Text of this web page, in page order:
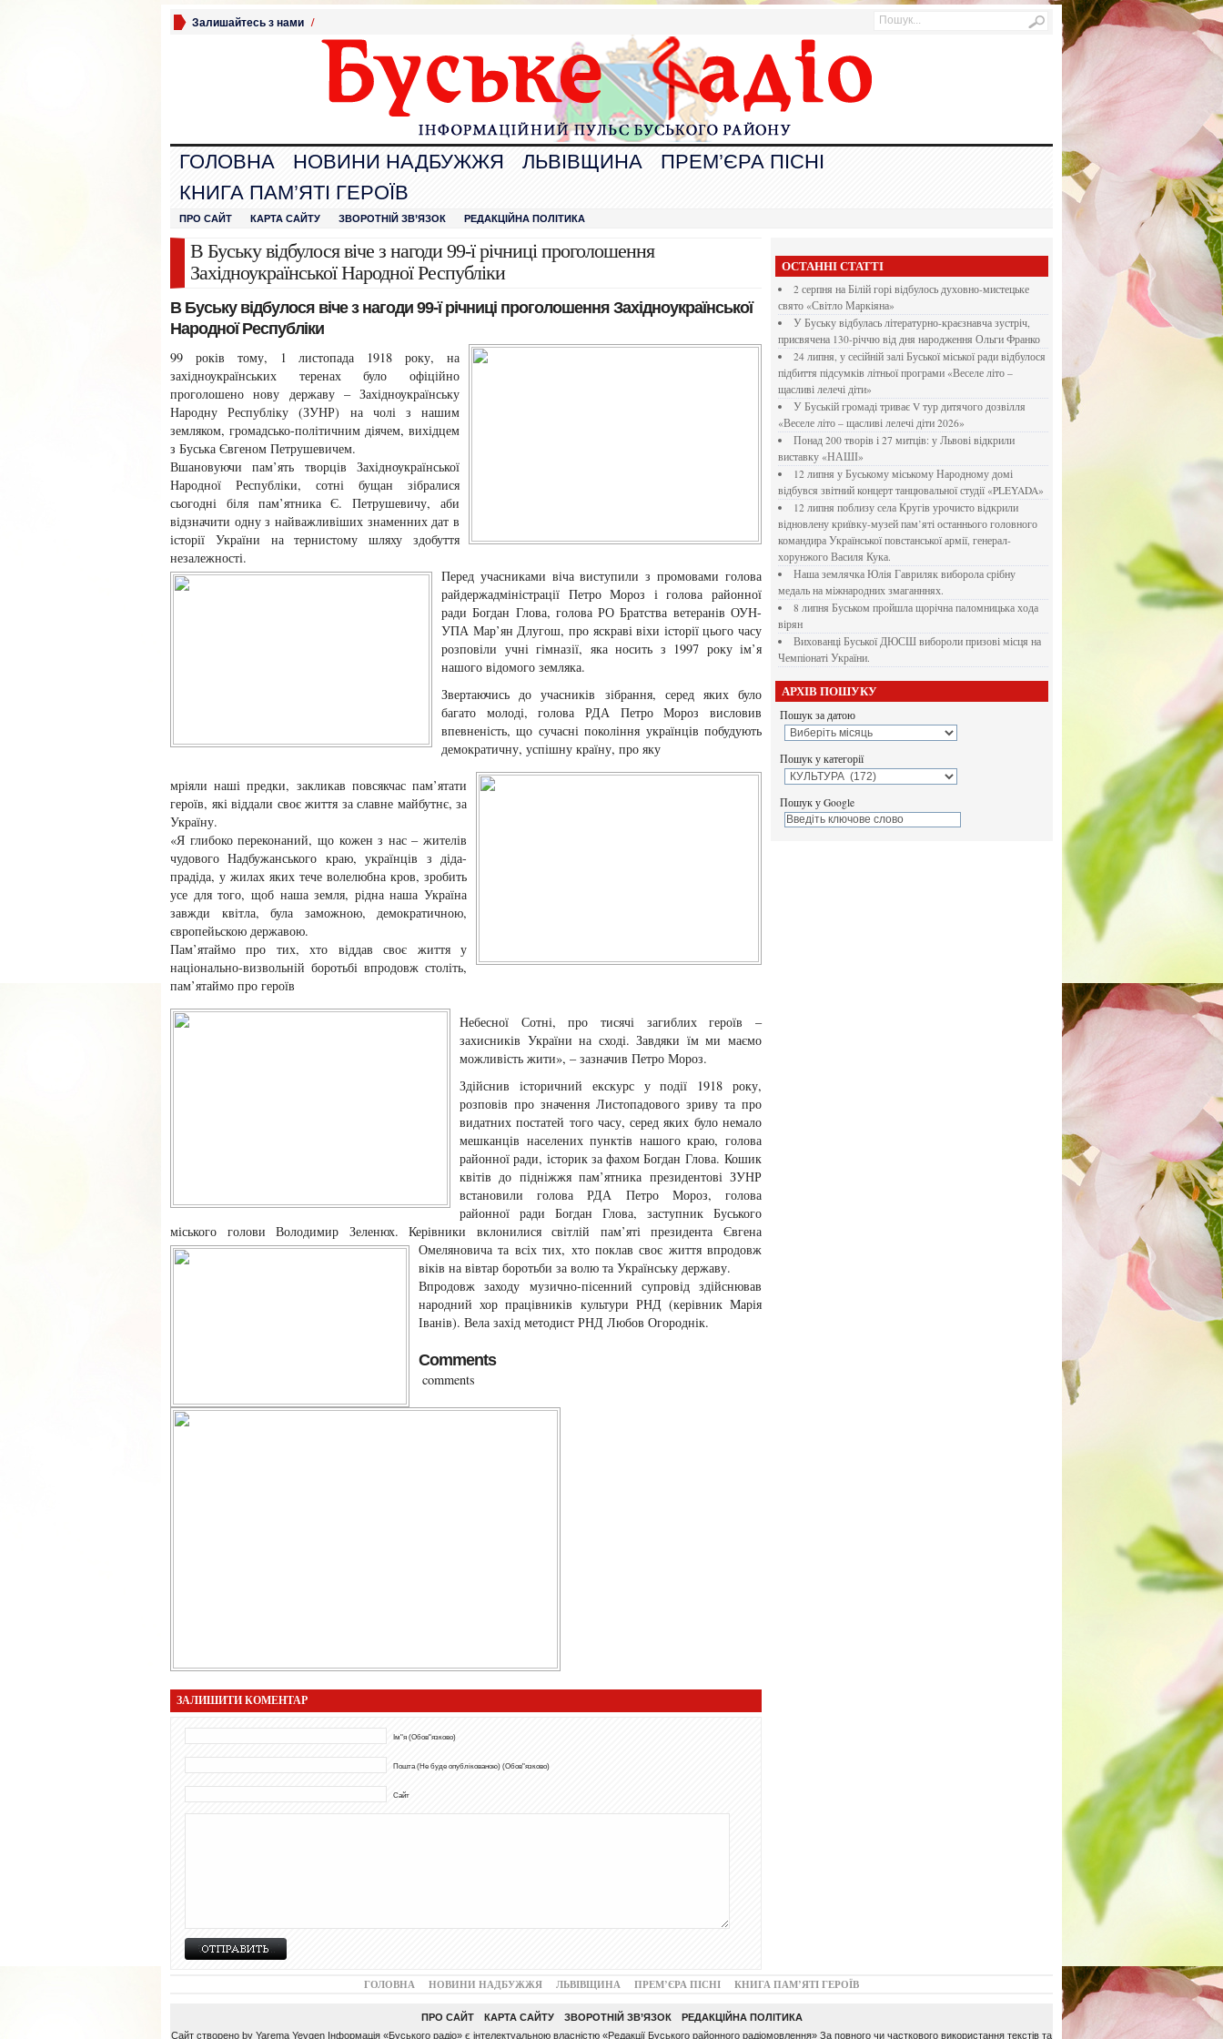
Залишайтесь з нами /
ГОЛОВНА НОВИНИ НАДБУЖЖЯ ЛЬВІВЩИНА
ПРЕМ’ЄРА ПІСНІ
КНИГА ПАМ’ЯТІ ГЕРОЇВ
ПРО САЙТ КАРТА САЙТУ ЗВОРОТНІЙ ЗВ’ЯЗОК РЕДАКЦІЙНА ПОЛІТИКА
В Буську відбулося віче з нагоди 99-ї річниці проголошення
Західноукраїнської Народної Республіки
В Буську відбулося віче з нагоди 99-ї річниці проголошення Західноукраїнської
Народної Республіки
99 років тому, 1 листопада 1918 року, на
західноукраїнських теренах було офіційно
проголошено нову державу – Західноукраїнську
Народну Республіку (ЗУНР) на чолі з нашим
земляком, громадсько-політичним діячем, вихідцем
з Буська Євгеном Петрушевичем.
Вшановуючи пам’ять творців Західноукраїнської
Народної Республіки, сотні бущан зібралися
сьогодні біля пам’ятника Є. Петрушевичу, аби
відзначити одну з найважливіших знаменних дат в
історії України на тернистому шляху здобуття
незалежності.
Перед учасниками віча виступили з промовами голова
райдержадміністрації Петро Мороз і голова районної
ради Богдан Глова, голова РО Братства ветеранів ОУН-
УПА Мар’ян Длугош, про яскраві віхи історії цього часу
розповіли учні гімназії, яка носить з 1997 року ім’я
нашого відомого земляка.
Звертаючись до учасників зібрання, серед яких було
багато молоді, голова РДА Петро Мороз висловив
впевненість, що сучасні покоління українців побудують
демократичну, успішну країну, про яку
мріяли наші предки, закликав повсякчас пам’ятати
героїв, які віддали своє життя за славне майбутнє, за
Україну.
«Я глибоко переконаний, що кожен з нас – жителів
чудового Надбужанського краю, українців з діда-
прадіда, у жилах яких тече волелюбна кров, зробить
усе для того, щоб наша земля, рідна наша Україна
завжди квітла, була заможною, демократичною,
європейьскою державою.
Пам’ятаймо про тих, хто віддав своє життя у
національно-визвольній боротьбі впродовж століть,
пам’ятаймо про героїв
Небесної Сотні, про тисячі загиблих героїв –
захисників України на сході. Завдяки їм ми маємо
можливість жити», – зазначив Петро Мороз.
Здійснив історичний екскурс у події 1918 року,
розповів про значення Листопадового зриву та про
видатних постатей того часу, серед яких було немало
мешканців населених пунктів нашого краю, голова
районної ради, історик за фахом Богдан Глова. Кошик
квітів до підніжжя пам’ятника президентові ЗУНР
встановили голова РДА Петро Мороз, голова
районної ради Богдан Глова, заступник Буського
міського голови Володимир Зеленюх. Керівники вклонилися світлій пам’ятіпрезидента Євгена
Омеляновича та всіх тих, хто поклав своє життя впродовж
віків на вівтар боротьби за волю та Українську державу.
Впродовж заходу музично-пісенний супровід здійснював
народний хор працівників культури РНД (керівник Марія
Іванів). Вела захід методист РНД Любов Огороднік.
Comments
comments
ЗАЛИШИТИ КОМЕНТАР
Ім"я (Обов"язково)
Пошта (Не буде опублікованою) (Обов"язково)
Сайт
ОСТАННІ СТАТТІ
2 серпня на Білій горі відбулось духовно-мистецьке
свято «Світло Маркіяна»
У Буську відбулась літературно-краєзнавча зустріч,
присвячена 130-річчю від дня народження Ольги Франко
24 липня, у сесійній залі Буської міської ради відбулося
підбиття підсумків літньої програми «Веселе літо –
щасливі лелечі діти»
У Буській громаді триває V тур дитячого дозвілля
«Веселе літо – щасливі лелечі діти 2026»
Понад 200 творів і 27 митців: у Львові відкрили
виставку «НАШІ»
12 липня у Буському міському Народному домі
відбувся звітний концерт танцювальної студії «PLEYADA»
12 липня поблизу села Кругів урочисто відкрили
відновлену криївку-музей пам’яті останнього головного
командира Української повстанської армії, генерал-
хорунжого Василя Кука.
Наша землячка Юлія Гавриляк виборола срібну
медаль на міжнародних змаганннях.
8 липня Буськом пройшла щорічна паломницька хода
вірян
Вихованці Буської ДЮСШ вибороли призові місця на
Чемпіонаті України.
АРХІВ ПОШУКУ
Пошук за датою
Пошук у категорії
Пошук у Google
ГОЛОВНА НОВИНИ НАДБУЖЖЯ ЛЬВІВЩИНА ПРЕМ’ЄРА ПІСНІ КНИГА ПАМ’ЯТІ ГЕРОЇВ
ПРО САЙТ КАРТА САЙТУ ЗВОРОТНІЙ ЗВ’ЯЗОК
РЕДАКЦІЙНА ПОЛІТИКА
Сайт створено by Yarema Yevgen Інформація «Буського радіо» є інтелектуальною власністю «Редакції Буського районного радіомовлення» За повного чи часткового використання текстів та